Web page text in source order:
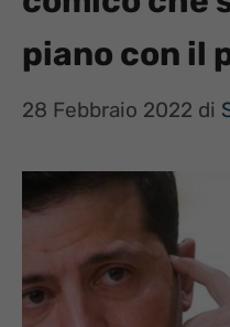
piano con il
28 Febbraio 2022 di